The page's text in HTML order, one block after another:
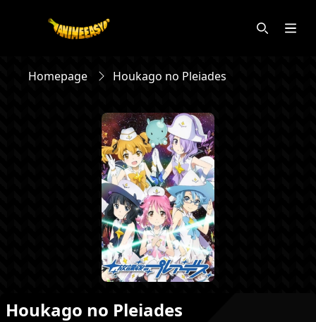
Homepage Houkago no Pleiades
Houkago no Pleiades